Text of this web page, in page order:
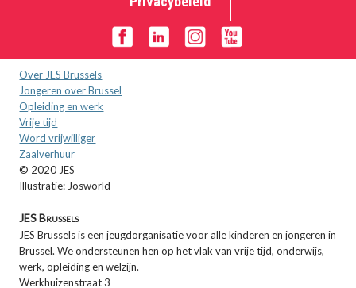
Over JES Brussels
Jongeren over Brussel
Opleiding en werk
Vrije tijd
Word vrijwilliger
Zaalverhuur
© 2020 JES
Illustratie: Josworld
JES Brussels
JES Brussels is een jeugdorganisatie voor alle kinderen en jongeren in
Brussel. We ondersteunen hen op het vlak van vrije tijd, onderwijs,
werk, opleiding en welzijn.
Werkhuizenstraat 3